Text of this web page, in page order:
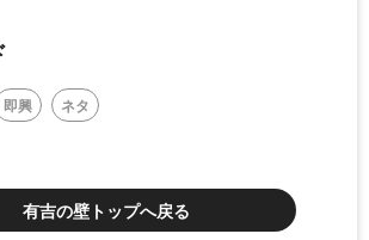
即興 ネタ
有吉の壁トップへ戻る